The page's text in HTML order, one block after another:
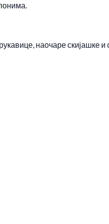
наочаре скијашке и